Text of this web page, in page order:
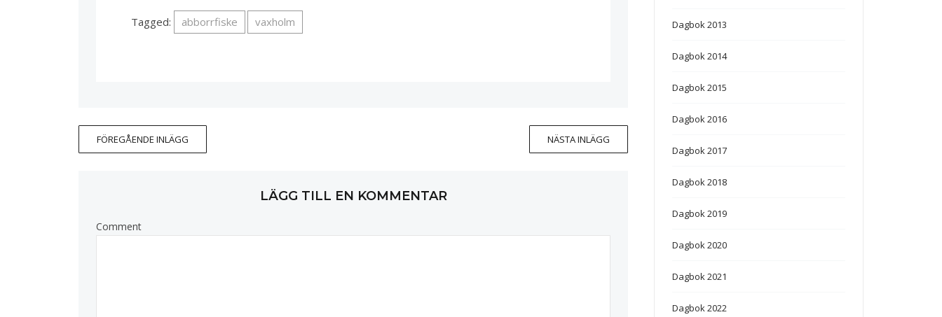
Tagged: abborrfiske vaxholm
FÖREGÅENDE INLÄGG NÄSTA INLÄGG
LÄGG TILL EN KOMMENTAR
Comment
Dagbok 2013
Dagbok 2014
Dagbok 2015
Dagbok 2016
Dagbok 2017
Dagbok 2018
Dagbok 2019
Dagbok 2020
Dagbok 2021
Dagbok 2022